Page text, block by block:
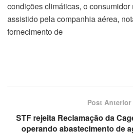
condições climáticas, o
assistido pela companhia aérea,
fornecimento de
Post Anterior
STF rejeita Reclamação da
operando abastecimento de